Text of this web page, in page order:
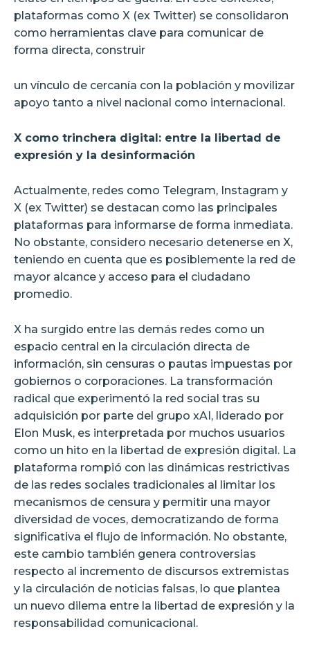
plataformas como X (ex Twitter) se consolidaron
como herramientas clave para comunicar de
forma directa, construir
un vínculo de cercanía con la población y movilizar
apoyo tanto a nivel nacional como internacional.
X como trinchera digital: entre la libertad de
expresión y la desinformación
Actualmente, redes como Telegram, Instagram y
X (ex Twitter) se destacan como las principales
plataformas para informarse de forma inmediata.
No obstante, considero necesario detenerse en X,
teniendo en cuenta que es posiblemente la red de
mayor alcance y acceso para el ciudadano
promedio.
X ha surgido entre las demás redes como un
espacio central en la circulación directa de
información, sin censuras o pautas impuestas por
gobiernos o corporaciones. La transformación
radical que experimentó la red social tras su
adquisición por parte del grupo xAI, liderado por
Elon Musk, es interpretada por muchos usuarios
como un hito en la libertad de expresión digital. La
plataforma rompió con las dinámicas restrictivas
de las redes sociales tradicionales al limitar los
mecanismos de censura y permitir una mayor
diversidad de voces, democratizando de forma
significativa el flujo de información. No obstante,
este cambio también genera controversias
respecto al incremento de discursos extremistas
y la circulación de noticias falsas, lo que plantea
un nuevo dilema entre la libertad de expresión y la
responsabilidad comunicacional.